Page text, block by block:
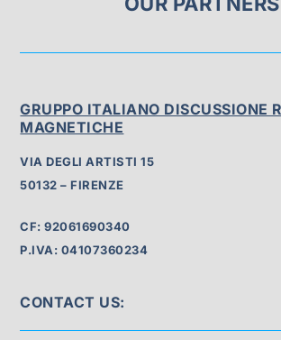
GRUPPO ITALIANO DISCUSSIONE
MAGNETICHE
VIA DEGLI ARTISTI 15
50132 – FIRENZE
CF: 92061690340
P.IVA: 04107360234
CONTACT US: